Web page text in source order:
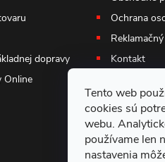
Tento web
cookies sú
webu.
používame len
nastavenia
dopravy
Online
Ochrana
Kontakt